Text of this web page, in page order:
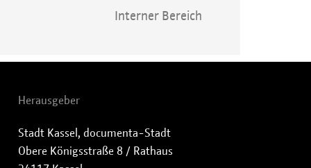
Interner Bereich
Herausgeber
Stadt Kassel, documenta-Stadt
Obere Königsstraße 8 / Rathaus